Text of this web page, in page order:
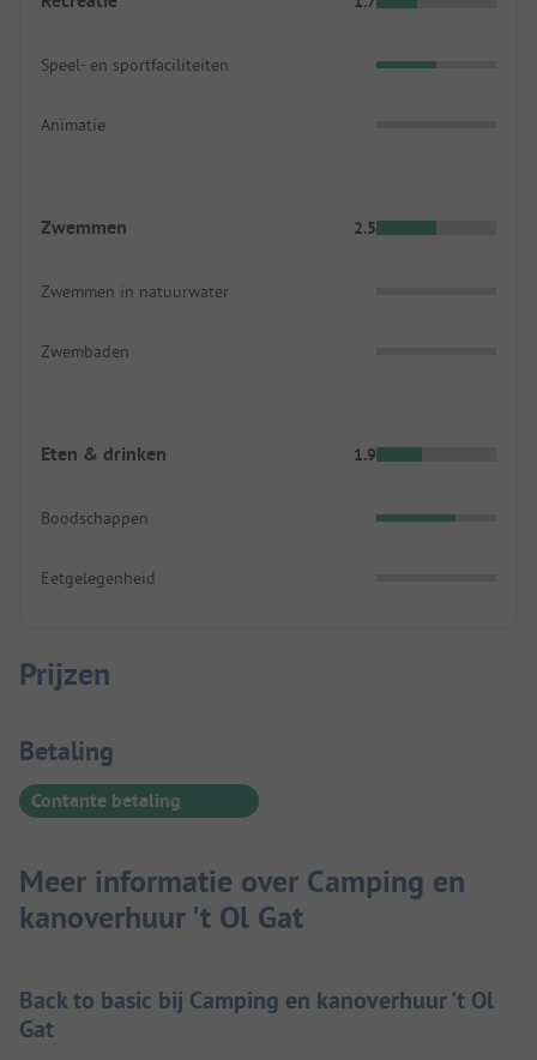
Speel- en sportfaciliteiten
Animatie
Zwemmen 2.5
Zwemmen in natuurwater
Zwembaden
Eten & drinken 1.9
Boodschappen
Eetgelegenheid
Prijzen
Betaalinformatie
Betaling
Contante betaling
Meer informatie over Camping en
kanoverhuur 't Ol Gat
Back to basic bij Camping en kanoverhuur 't Ol
Gat